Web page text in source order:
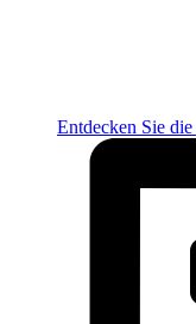
Entdecken Sie